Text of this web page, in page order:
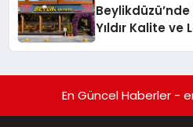
Hayata
Yıldır Kalite ve
En Güncel Haberler -